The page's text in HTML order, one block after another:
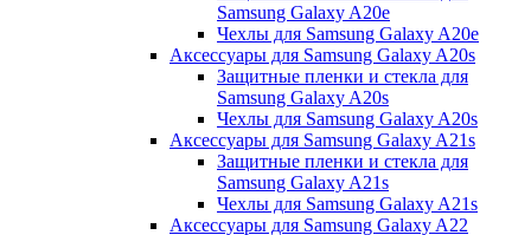
Samsung Galaxy A20e
Чехлы для Samsung Galaxy A20e
Аксессуары для Samsung Galaxy A20s
Защитные пленки и стекла для
Samsung Galaxy A20s
Чехлы для Samsung Galaxy A20s
Аксессуары для Samsung Galaxy A21s
Защитные пленки и стекла для
Samsung Galaxy A21s
Чехлы для Samsung Galaxy A21s
Аксессуары для Samsung Galaxy A22